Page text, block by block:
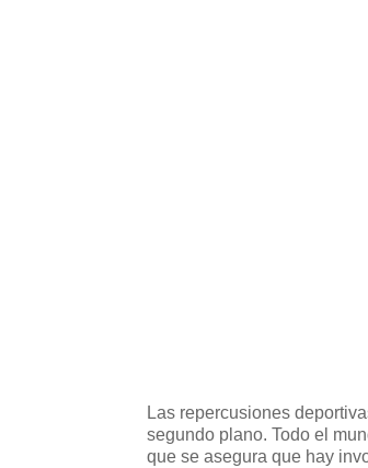
Las repercusiones
segundo plano. Todo el
que se asegura que hay